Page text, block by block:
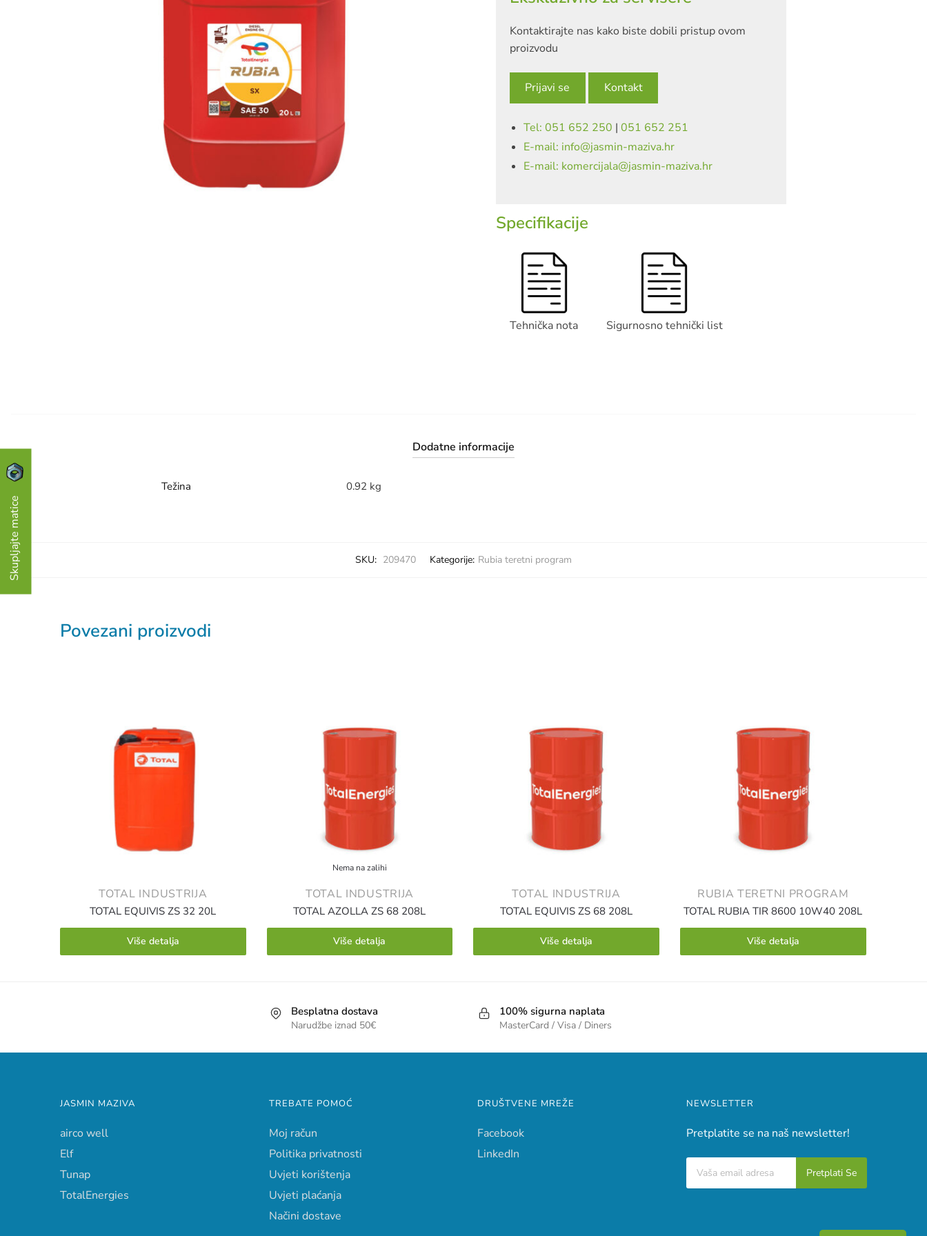
Kontaktirajte nas kako biste dobili pristup ovom
proizvodu
Prijavi se Kontakt
Tel: 051 652 250 | 051 652 251
E-mail: info@jasmin-maziva.hr
E-mail: komercijala@jasmin-maziva.hr
Specifikacije
Tehnička nota Sigurnosno tehnički list
Dodatne informacije
Težina 0.92 kg
SKU: 209470 Kategorije: Rubia teretni program
Povezani proizvodi
TOTAL INDUSTRIJA
TOTAL EQUIVIS ZS 32 20L
Više detalja
Nema na zalihi
TOTAL INDUSTRIJA
TOTAL AZOLLA ZS 68 208L
Više detalja
TOTAL INDUSTRIJA
TOTAL EQUIVIS ZS 68 208L
Više detalja
RUBIA TERETNI PROGRAM
TOTAL RUBIA TIR 8600 10W40 208L
Više detalja
Besplatna dostava
Narudžbe iznad 50€
100% sigurna naplata
MasterCard / Visa / Diners
JASMIN MAZIVA
airco well
Elf
Tunap
TotalEnergies
TREBATE POMOĆ
Moj račun
Politika privatnosti
Uvjeti korištenja
Uvjeti plaćanja
Načini dostave
DRUŠTVENE MREŽE
Facebook
LinkedIn
NEWSLETTER
Pretplatite se na naš newsletter!
Skupljajte matice